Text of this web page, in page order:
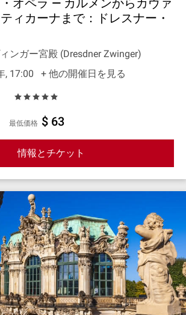
オペラ — カルメンからカヴァ
ィカーナまで：ドレスナー・
ンガー宮殿 (Dresdner Zwinger)
, 17:00
+ 他の開催日を見る
最低価格 $ 63
情報とチケット